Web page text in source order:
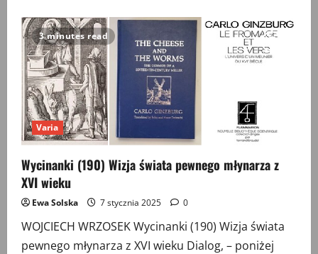
Nowa
3 minutes read
Varia
Wycinanki (190) Wizja świata pewnego młynarza z
XVI wieku
Ewa Solska 7 stycznia 2025 0
WOJCIECH WRZOSEK Wycinanki (190) Wizja świata
pewnego młynarza z XVI wieku Dialog, – poniżej